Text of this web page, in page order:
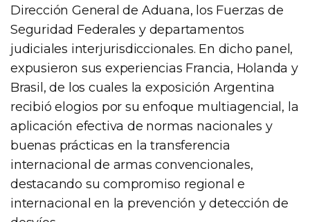
Dirección General de Aduana, los Fuerzas de
Seguridad Federales y departamentos
judiciales interjurisdiccionales. En dicho panel,
expusieron sus experiencias Francia, Holanda y
Brasil, de los cuales la exposición Argentina
recibió elogios por su enfoque multiagencial, la
aplicación efectiva de normas nacionales y
buenas prácticas en la transferencia
internacional de armas convencionales,
destacando su compromiso regional e
internacional en la prevención y detección de